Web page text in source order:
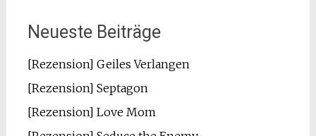
Neueste Beiträge
[Rezension] Geiles Verlangen
[Rezension] Septagon
[Rezension] Love Mom